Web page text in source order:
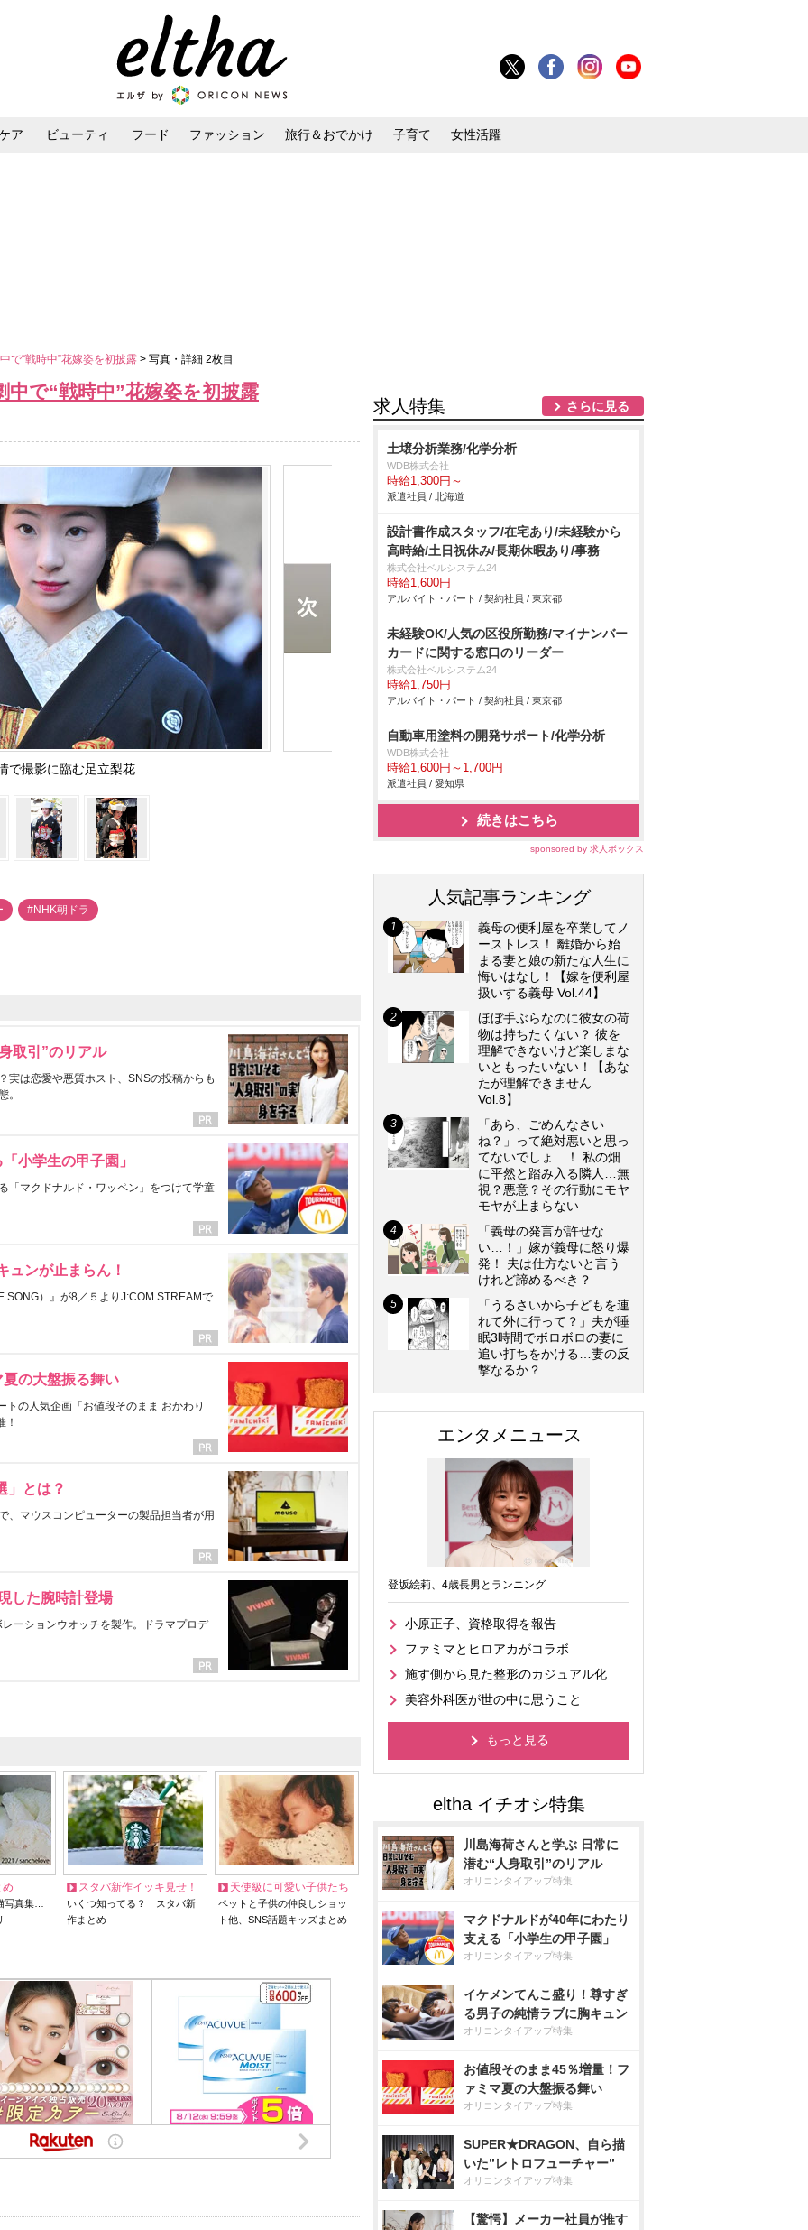
ア ビューティ フード ファッション 旅行＆おでかけ 子育て 女性活躍
で“戦時中”花嫁姿を初披露 > 写真・詳細 2枚目
で“戦時中”花嫁姿を初披露
で撮影に臨む足立梨花
#NHK朝ドラ
取引”のリアル
実は恋愛や悪質ホスト、SNSの投稿からも
。
小学生の甲子園」
「マクドナルド・ワッペン」をつけて学童
ュンが止まらん！
SONG）』が8／５よりJ:COM STREAMで
の大盤振る舞い
の人気企画「お値段そのまま おかわり
！
」とは？
、マウスコンピューターの製品担当者が用
した腕時計登場
ーションウオッチを製作。ドラマプロデ
め
写真集…
スタバ新作イッキ見せ！
いくつ知ってる？ スタバ新
作まとめ
天使級に可愛い子供たち
ペットと子供の仲良しショッ
ト他、SNS話題キッズまとめ
求人特集 さらに見る
土壌分析業務/化学分析
WDB株式会社
時給1,300円～
派遣社員 / 北海道
設計書作成スタッフ/在宅あり/未経験から
高時給/土日祝休み/長期休暇あり/事務
株式会社ベルシステム24
時給1,600円
アルバイト・パート / 契約社員 / 東京都
未経験OK/人気の区役所勤務/マイナンバー
カードに関する窓口のリーダー
株式会社ベルシステム24
時給1,750円
アルバイト・パート / 契約社員 / 東京都
自動車用塗料の開発サポート/化学分析
WDB株式会社
時給1,600円～1,700円
派遣社員 / 愛知県
続きはこちら
sponsored by 求人ボックス
人気記事ランキング
義母の便利屋を卒業してノ
ーストレス！ 離婚から始
まる妻と娘の新たな人生に
悔いはなし！【嫁を便利屋
扱いする義母 Vol.44】
ほぼ手ぶらなのに彼女の荷
物は持ちたくない？ 彼を
理解できないけど楽しまな
いともったいない！【あな
たが理解できません
Vol.8】
「あら、ごめんなさい
ね？」って絶対悪いと思っ
てないでしょ…！ 私の畑
に平然と踏み入る隣人…無
視？悪意？その行動にモヤ
モヤが止まらない
「義母の発言が許せな
い…！」嫁が義母に怒り爆
発！ 夫は仕方ないと言う
けれど諦めるべき？
「うるさいから子どもを連
れて外に行って？」夫が睡
眠3時間でボロボロの妻に
追い打ちをかける…妻の反
撃なるか？
エンタメニュース
登坂絵莉、4歳長男とランニング
小原正子、資格取得を報告
ファミマとヒロアカがコラボ
施す側から見た整形のカジュアル化
美容外科医が世の中に思うこと
もっと見る
川島海荷さんと学ぶ 日常に
潜む“人身取引”のリアル
オリコンタイアップ特集
マクドナルドが40年にわたり
支える「小学生の甲子園」
オリコンタイアップ特集
イケメンてんこ盛り！尊すぎ
る男子の純情ラブに胸キュン
オリコンタイアップ特集
お値段そのまま45％増量！フ
ァミマ夏の大盤振る舞い
オリコンタイアップ特集
SUPER★DRAGON、自ら描
いた”レトロフューチャー”
オリコンタイアップ特集
【驚愕】メーカー社員が推す